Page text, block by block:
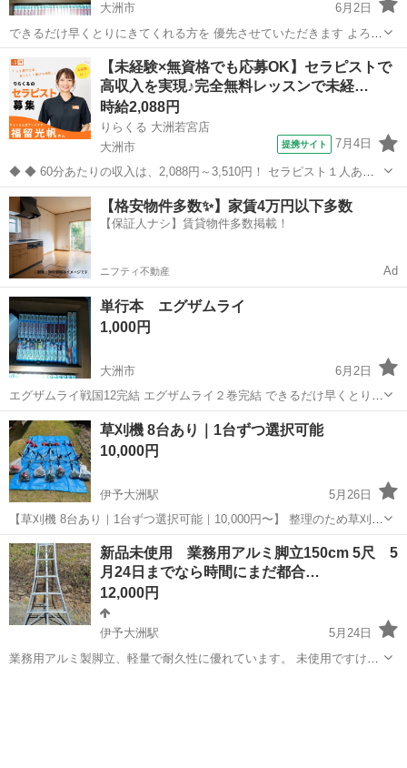
大洲市
6月2日
できるだけ早くとりにきてくれる方を 優先させていただきます よろし
くおねがいします
愛媛 その他
【未経験×無資格でも応募OK】セラピストで
高収入を実現♪完全無料レッスンで未経…
時給2,088円
りらくる 大洲若宮店
大洲市
提携サイト 7月4日
◆ ◆ 60分あたりの収入は、2,088円～3,510円！ セラピスト１人あた
りの施術数がコロナ禍前と比べて1.3倍に増加！ 一生モノの技術を身に
付けてしっかり稼ぐなら今がチャンス！ ★応募後の流れ★詳細欄もご
覧下さい...
愛媛 大洲市 セラピスト
【格安物件多数✨】家賃4万円以下多数
【保証人ナシ】賃貸物件多数掲載！
ニフティ不動産 Ad
単行本 エグザムライ
1,000円
大洲市
6月2日
エグザムライ戦国12完結 エグザムライ２巻完結 できるだけ早くとりに
きてくれる方を 優先させていただきます。 よろしくおねがいします。
愛媛 大洲市 その他
草刈機 8台あり｜1台ずつ選択可能
10,000円
伊予大洲駅
5月26日
【草刈機 8台あり｜1台ずつ選択可能｜10,000円〜】 整理のため草刈機
を複数台出品します。写真の中から1台ずつお選びいただけます（まと
め購入も歓迎です）。 価格：10,000円〜※機種・状態により異なりま
す。 7月...
愛媛 大洲市 伊予大洲駅 その他 草刈機
新品未使用 業務用アルミ脚立150cm 5尺 5
月24日までなら時間にまだ都合…
12,000円
伊予大洲駅
5月24日
業務用アルミ製脚立、軽量で耐久性に優れています。 未使用ですけど